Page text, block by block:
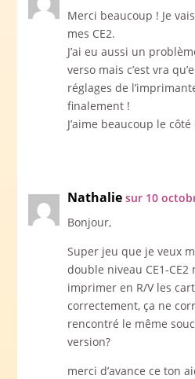
Merci beaucoup ! Je
mes CE2.
J’ai eu aussi un
verso mais c’est vra
réglages de
finalement !
J’aime beaucoup le
Nathalie sur 10
Bonjour,
Super jeu que je veux
double niveau CE1-CE2
imprimer en R/V les
correctement, ça ne
rencontré le même
version?
merci d’avance ce ton